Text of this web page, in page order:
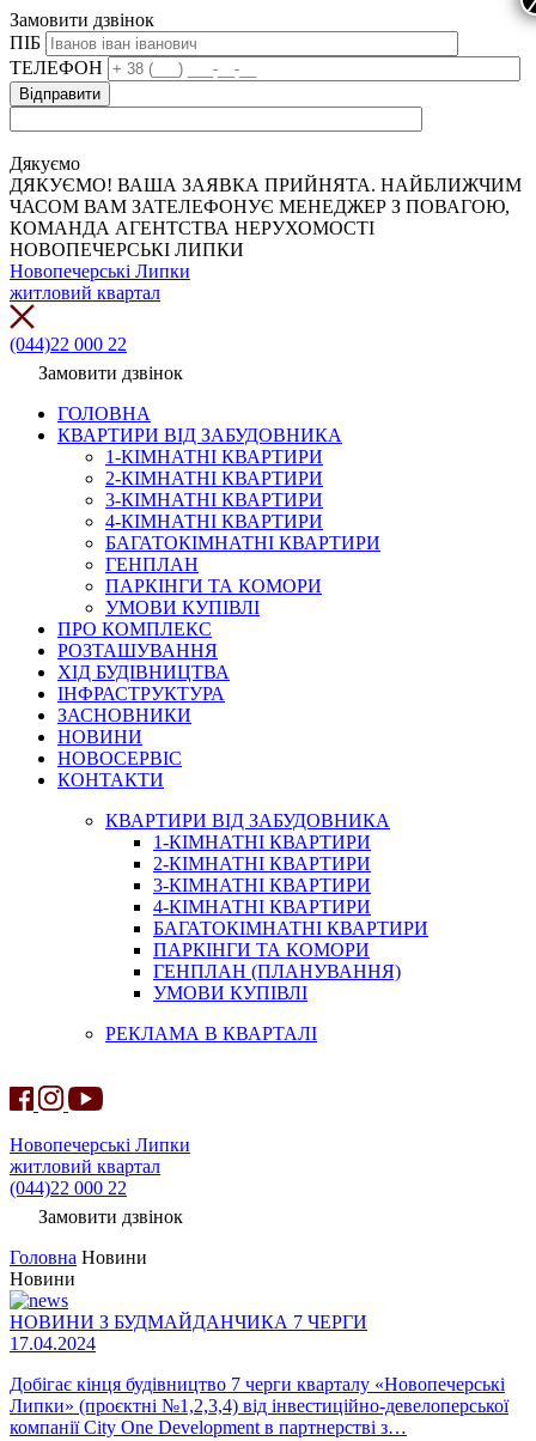
Замовити дзвінок
ПІБ
ТЕЛЕФОН
Дякуємо
ДЯКУЄМО! ВАША ЗАЯВКА ПРИЙНЯТА. НАЙБЛИЖЧИМ
ЧАСОМ ВАМ ЗАТЕЛЕФОНУЄ МЕНЕДЖЕР З ПОВАГОЮ,
КОМАНДА АГЕНТСТВА НЕРУХОМОСТІ
НОВОПЕЧЕРСЬКІ ЛИПКИ
Новопечерські Липки
житловий квартал
(044)22 000 22
Замовити дзвінок
ГОЛОВНА
КВАРТИРИ ВІД ЗАБУДОВНИКА
1-КІМНАТНІ КВАРТИРИ
2-КІМНАТНІ КВАРТИРИ
3-КІМНАТНІ КВАРТИРИ
4-КІМНАТНІ КВАРТИРИ
БАГАТОКІМНАТНІ КВАРТИРИ
ГЕНПЛАН
ПАРКІНГИ ТА КОМОРИ
УМОВИ КУПІВЛІ
ПРО КОМПЛЕКС
РОЗТАШУВАННЯ
ХІД БУДІВНИЦТВА
ІНФРАСТРУКТУРА
ЗАСНОВНИКИ
НОВИНИ
НОВОСЕРВІС
КОНТАКТИ
КВАРТИРИ ВІД ЗАБУДОВНИКА
1-КІМНАТНІ КВАРТИРИ
2-КІМНАТНІ КВАРТИРИ
3-КІМНАТНІ КВАРТИРИ
4-КІМНАТНІ КВАРТИРИ
БАГАТОКІМНАТНІ КВАРТИРИ
ПАРКІНГИ ТА КОМОРИ
ГЕНПЛАН (ПЛАНУВАННЯ)
УМОВИ КУПІВЛІ
РЕКЛАМА В КВАРТАЛІ
Новопечерські Липки
житловий квартал
(044)22 000 22
Замовити дзвінок
Головна Новини
Новини
НОВИНИ З БУДМАЙДАНЧИКА 7 ЧЕРГИ
17.04.2024
Добігає кінця будівництво 7 черги кварталу «Новопечерські
Липки» (проєктні №1,2,3,4) від інвестиційно-девелоперської
компанії City One Development в партнерстві з…